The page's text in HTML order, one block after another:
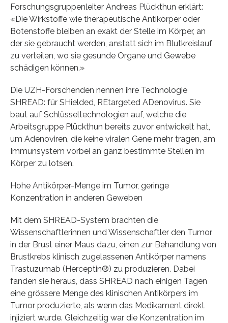
Forschungsgruppenleiter Andreas Plückthun erklärt:
«Die Wirkstoffe wie therapeutische Antikörper oder
Botenstoffe bleiben an exakt der Stelle im Körper, an
der sie gebraucht werden, anstatt sich im Blutkreislauf
zu verteilen, wo sie gesunde Organe und Gewebe
schädigen können.»
Die UZH-Forschenden nennen ihre Technologie
SHREAD: für SHielded, REtargeted ADenovirus. Sie
baut auf Schlüsseltechnologien auf, welche die
Arbeitsgruppe Plückthun bereits zuvor entwickelt hat,
um Adenoviren, die keine viralen Gene mehr tragen, am
Immunsystem vorbei an ganz bestimmte Stellen im
Körper zu lotsen.
Hohe Antikörper-Menge im Tumor, geringe
Konzentration in anderen Geweben
Mit dem SHREAD-System brachten die
Wissenschaftlerinnen und Wissenschaftler den Tumor
in der Brust einer Maus dazu, einen zur Behandlung von
Brustkrebs klinisch zugelassenen Antikörper namens
Trastuzumab (Herceptin®) zu produzieren. Dabei
fanden sie heraus, dass SHREAD nach einigen Tagen
eine grössere Menge des klinischen Antikörpers im
Tumor produzierte, als wenn das Medikament direkt
injiziert wurde. Gleichzeitig war die Konzentration im